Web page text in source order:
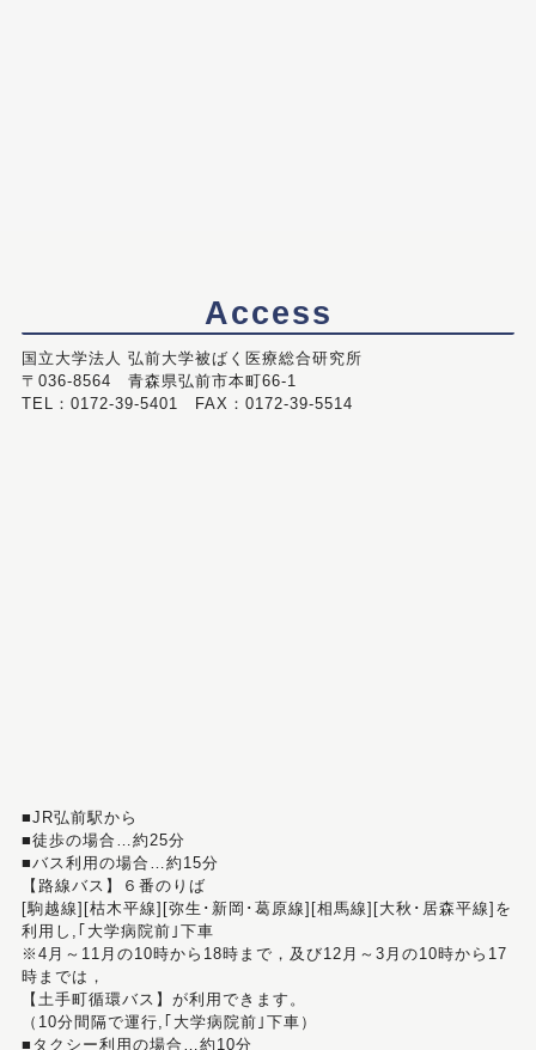
Access
国立大学法人 弘前大学被ばく医療総合研究所
〒036-8564 青森県弘前市本町66-1
TEL：0172-39-5401 FAX：0172-39-5514
■JR弘前駅から
■徒歩の場合…約25分
■バス利用の場合…約15分
【路線バス】６番のりば
[駒越線][枯木平線][弥生･新岡･葛原線][相馬線][大秋･居森平線]を
利用し,｢大学病院前｣下車
※4月～11月の10時から18時まで，及び12月～3月の10時から17
時までは，
【土手町循環バス】が利用できます。
（10分間隔で運行,｢大学病院前｣下車）
■タクシー利用の場合…約10分